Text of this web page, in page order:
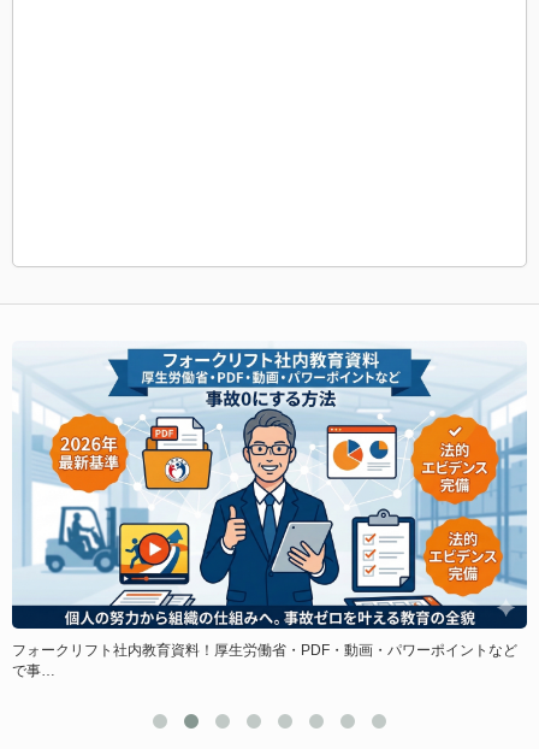
フォークリフト社内教育資料！厚生労働省・PDF・動画・パワーポイントなど
で事…